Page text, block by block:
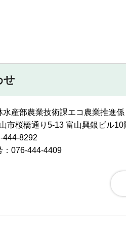
せ
水産部農業技術課エコ農業推進係
市桜橋通り5-13 富山興銀ビル10
444-8292
：076-444-4409